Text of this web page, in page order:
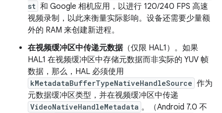
st 和 Google 相机应用，以进行 120/240 FPS 高速
视频录制，以此来衡量实际影响。设备还需要少量额
外的 RAM 来创建新进程。
在视频缓冲区中传递元数据（仅限 HAL1）。 如果
HAL1 在视频缓冲区中存储元数据而非实际的 YUV 帧
数据，那么，HAL 必须使用
kMetadataBufferTypeNativeHandleSource 作为
元数据缓冲区类型，并在视频缓冲区中传递
VideoNativeHandleMetadata 。（Android 7.0 不